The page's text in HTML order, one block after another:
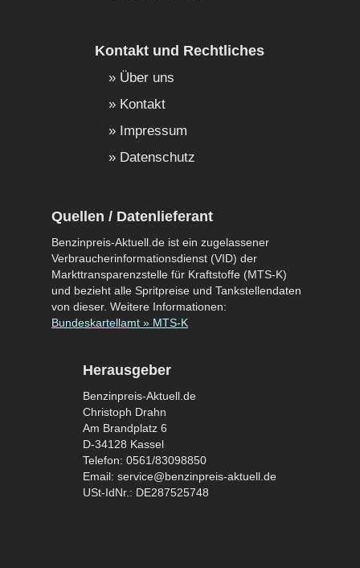
Kontakt und Rechtliches
Über uns
Kontakt
Impressum
Datenschutz
Quellen / Datenlieferant
Benzinpreis-Aktuell.de ist ein zugelassener
Verbraucherinformationsdienst (VID) der
Markttransparenzstelle für Kraftstoffe (MTS-K)
und bezieht alle Spritpreise und Tankstellendaten
von dieser. Weitere Informationen:
Bundeskartellamt » MTS-K
Herausgeber
Benzinpreis-Aktuell.de
Christoph Drahn
Am Brandplatz 6
D-34128 Kassel
Telefon: 0561/83098850
Email: service@benzinpreis-aktuell.de
USt-IdNr.: DE287525748